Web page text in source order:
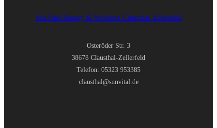
SunVital Beauty & Wellness Clausthal-Zellerfeld
Osteröder Str. 3
38678 Clausthal-Zellerfeld
Telefon: 05323 953385
clausthal@sunvital.de